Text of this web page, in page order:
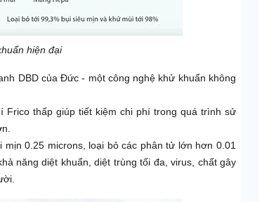
hiện đại
DBD của Đức - một công nghệ khử khuẩn không
Frico thấp giúp tiết kiệm chi phí trong quá trình sử
mịn 0.25 microns, loại bỏ các phân tử lớn hơn 0.01
năng diệt khuẩn, diệt trùng tối đa, virus, chất gây